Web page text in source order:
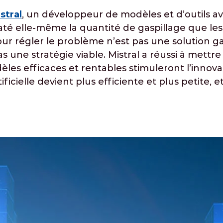
, un développeur de modèles et d’outils
elle-même la quantité de gaspillage que
régler le problème n’est pas une solution
une stratégie viable. Mistral a réussi à
efficaces et rentables stimuleront
devient plus efficiente et plus petite,